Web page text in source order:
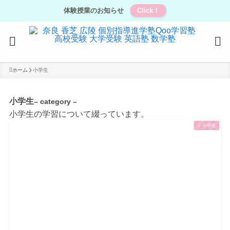
体験授業のお知らせ Click！
ホーム 小学生
小学生– category –
小学生の学習について綴っています。
小学生